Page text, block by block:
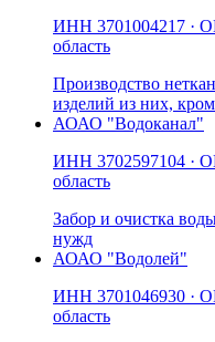
ИНН 3701004217 ·
область
Производство
изделий из них,
АОАО "Водоканал"
ИНН 3702597104 ·
область
Забор и очистка
нужд
АОАО "Водолей"
ИНН 3701046930 ·
область